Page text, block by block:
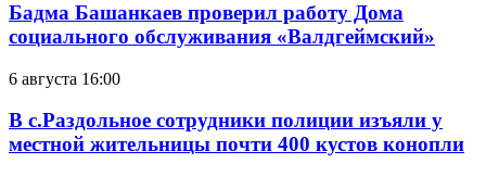
Бадма Башанкаев проверил работу Дома
социального обслуживания «Валдгеймский»
6 августа 16:00
В с.Раздольное сотрудники полиции изъяли у
местной жительницы почти 400 кустов конопли